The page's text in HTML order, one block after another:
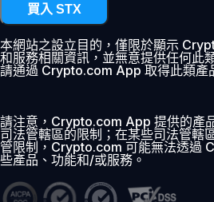
買入 STX
本網站之設立目的，僅限於顯示
和服務相關資訊，並無意提供任何此
請通過 Crypto.com App 取得此類產
請注意，Crypto.com App 提供的產
司法管轄區的限制；在某些司法管轄
管限制，Crypto.com 可能無法透過
些產品、功能和/或服務。